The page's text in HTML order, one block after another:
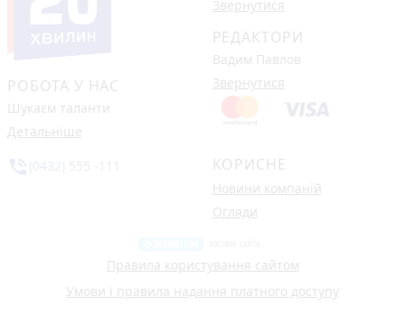
РОБОТА У НАС
Шукаєм таланти
Детальніше
Звернутися
РЕДАКТОРИ
Вадим Павлов
Звернутися
КОРИСНЕ
Новини компаній
Огляди
Правила користування сайтом
Умови і правила надання платного доступу